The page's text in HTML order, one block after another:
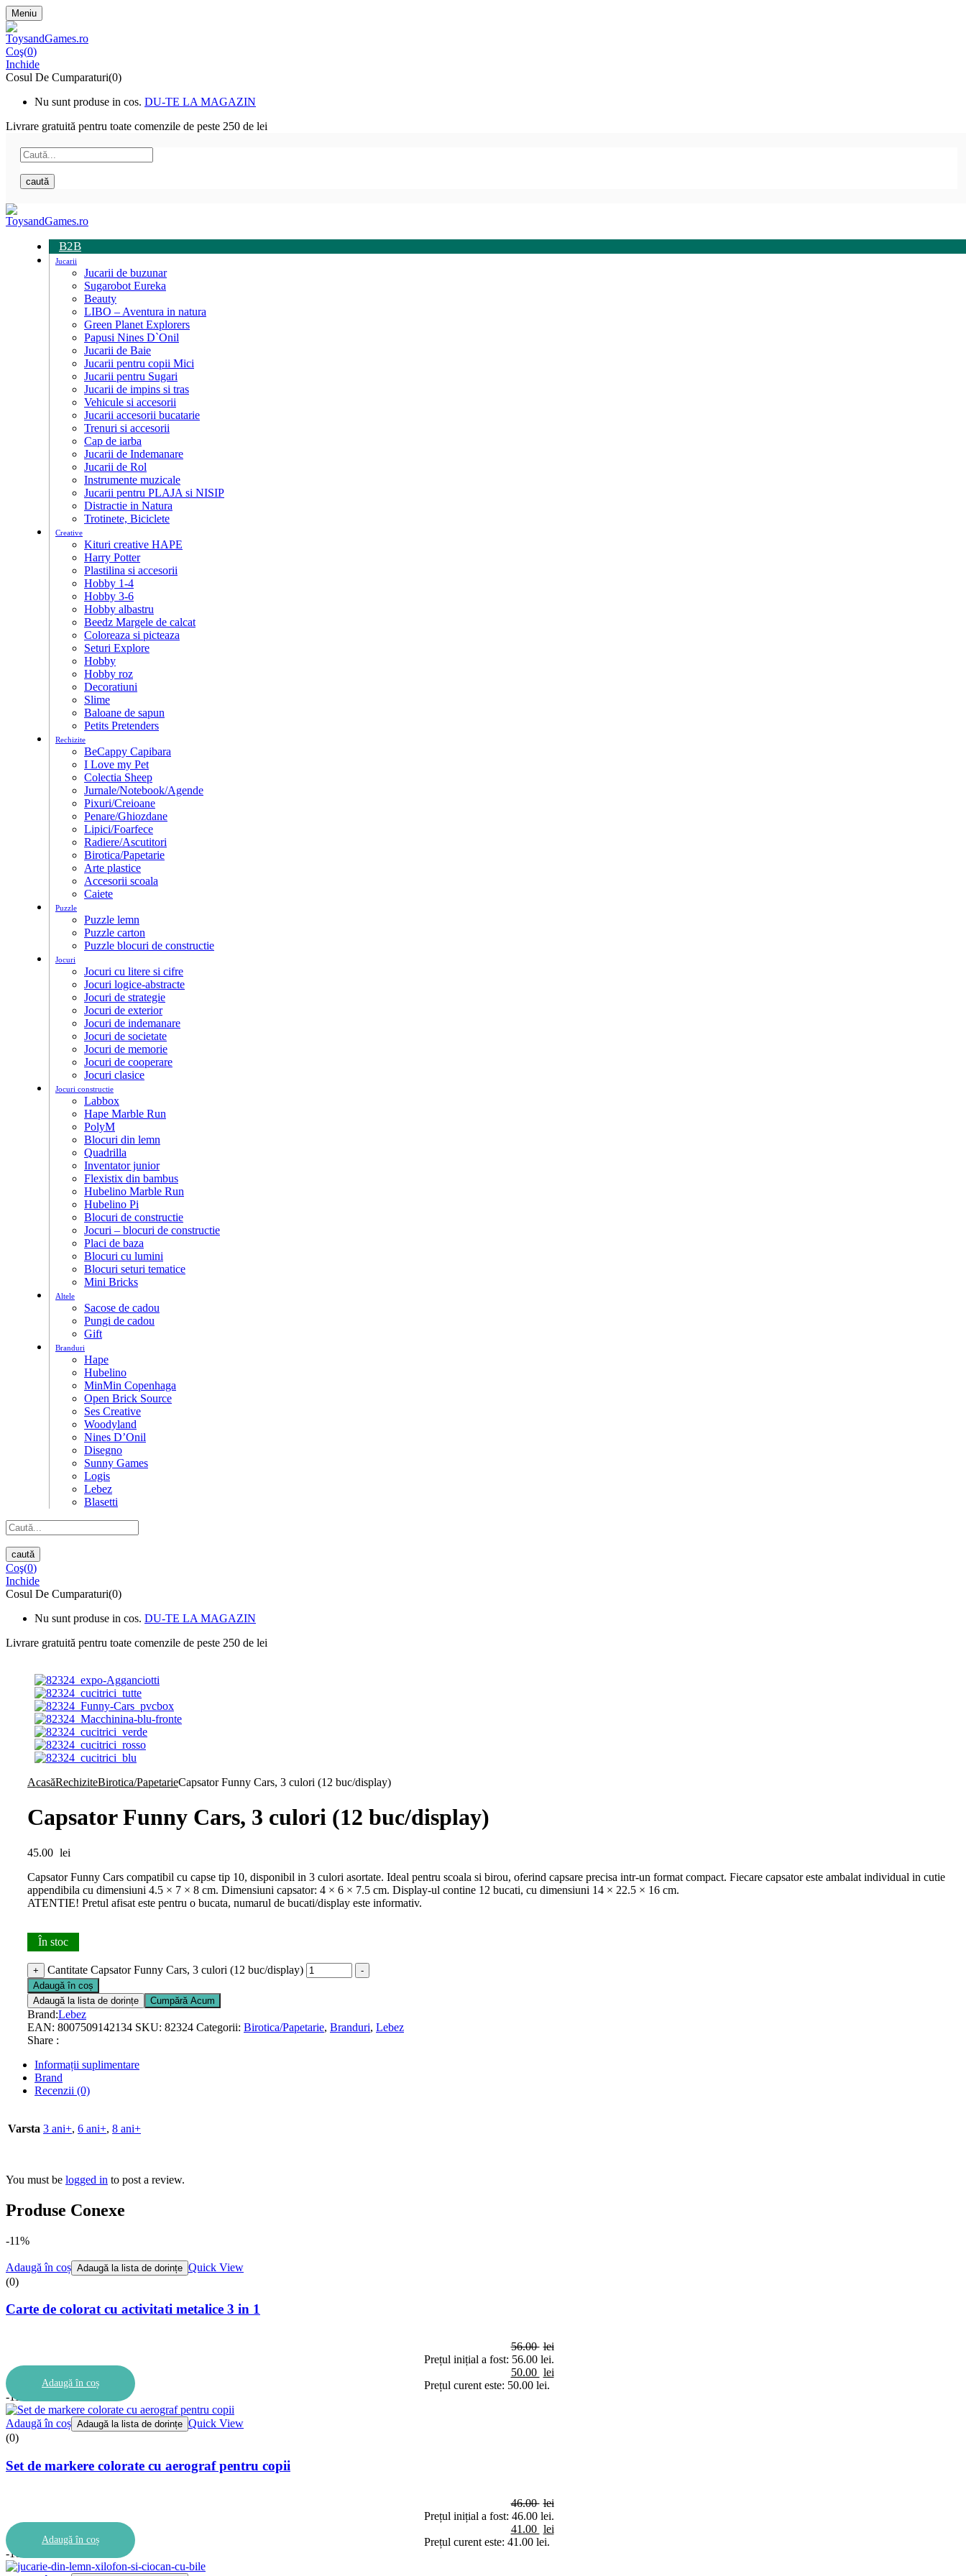
Meniu
Coş(0)
Inchide
Cosul De Cumparaturi(0)
Nu sunt produse in cos. DU-TE LA MAGAZIN
Livrare gratuită pentru toate comenzile de peste 250 de lei
caută
B2B
Jucarii
Jucarii de buzunar
Sugarobot Eureka
Beauty
LIBO – Aventura in natura
Green Planet Explorers
Papusi Nines D`Onil
Jucarii de Baie
Jucarii pentru copii Mici
Jucarii pentru Sugari
Jucarii de impins si tras
Vehicule si accesorii
Jucarii accesorii bucatarie
Trenuri si accesorii
Cap de iarba
Jucarii de Indemanare
Jucarii de Rol
Instrumente muzicale
Jucarii pentru PLAJA si NISIP
Distractie in Natura
Trotinete, Biciclete
Creative
Kituri creative HAPE
Harry Potter
Plastilina si accesorii
Hobby 1-4
Hobby 3-6
Hobby albastru
Beedz Margele de calcat
Coloreaza si picteaza
Seturi Explore
Hobby
Hobby roz
Decoratiuni
Slime
Baloane de sapun
Petits Pretenders
Rechizite
BeCappy Capibara
I Love my Pet
Colectia Sheep
Jurnale/Notebook/Agende
Pixuri/Creioane
Penare/Ghiozdane
Lipici/Foarfece
Radiere/Ascutitori
Birotica/Papetarie
Arte plastice
Accesorii scoala
Caiete
Puzzle
Puzzle lemn
Puzzle carton
Puzzle blocuri de constructie
Jocuri
Jocuri cu litere si cifre
Jocuri logice-abstracte
Jocuri de strategie
Jocuri de exterior
Jocuri de indemanare
Jocuri de societate
Jocuri de memorie
Jocuri de cooperare
Jocuri clasice
Jocuri constructie
Labbox
Hape Marble Run
PolyM
Blocuri din lemn
Quadrilla
Inventator junior
Flexistix din bambus
Hubelino Marble Run
Hubelino Pi
Blocuri de constructie
Jocuri – blocuri de constructie
Placi de baza
Blocuri cu lumini
Blocuri seturi tematice
Mini Bricks
Altele
Sacose de cadou
Pungi de cadou
Gift
Branduri
Hape
Hubelino
MinMin Copenhaga
Open Brick Source
Ses Creative
Woodyland
Nines D’Onil
Disegno
Sunny Games
Logis
Lebez
Blasetti
caută
Coş(0)
Inchide
Cosul De Cumparaturi(0)
Nu sunt produse in cos. DU-TE LA MAGAZIN
Livrare gratuită pentru toate comenzile de peste 250 de lei
AcasăRechiziteBirotica/PapetarieCapsator Funny Cars, 3 culori (12 buc/display)
Capsator Funny Cars, 3 culori (12 buc/display)
45.00 lei
Capsator Funny Cars compatibil cu capse tip 10, disponibil in 3 culori asortate. Ideal pentru scoala si birou, oferind capsare precisa intr-un format compact. Fiecare capsator este ambalat individual in cutie
appendibila cu dimensiuni 4.5 × 7 × 8 cm. Dimensiuni capsator: 4 × 6 × 7.5 cm. Display-ul contine 12 bucati, cu dimensiuni 14 × 22.5 × 16 cm.
ATENTIE! Pretul afisat este pentru o bucata, numarul de bucati/display este informativ.
În stoc
+ Cantitate Capsator Funny Cars, 3 culori (12 buc/display)
-
Adaugă în coș
Adaugă la lista de dorințe
Cumpără Acum
Brand:Lebez
EAN: 8007509142134 SKU: 82324 Categorii: Birotica/Papetarie, Branduri, Lebez
Share :
Informații suplimentare
Brand
Recenzii (0)
Varsta 3 ani+, 6 ani+, 8 ani+
You must be logged in to post a review.
Produse Conexe
-11%
Adaugă în coș Adaugă la lista de dorințe Quick View
(0)
Carte de colorat cu activitati metalice 3 in 1
56.00 lei
Prețul inițial a fost: 56.00 lei.
50.00 lei
Prețul curent este: 50.00 lei.
Adaugă în coș
-11%
Adaugă în coș Adaugă la lista de dorințe Quick View
(0)
Set de markere colorate cu aerograf pentru copii
46.00 lei
Prețul inițial a fost: 46.00 lei.
41.00 lei
Prețul curent este: 41.00 lei.
Adaugă în coș
-10%